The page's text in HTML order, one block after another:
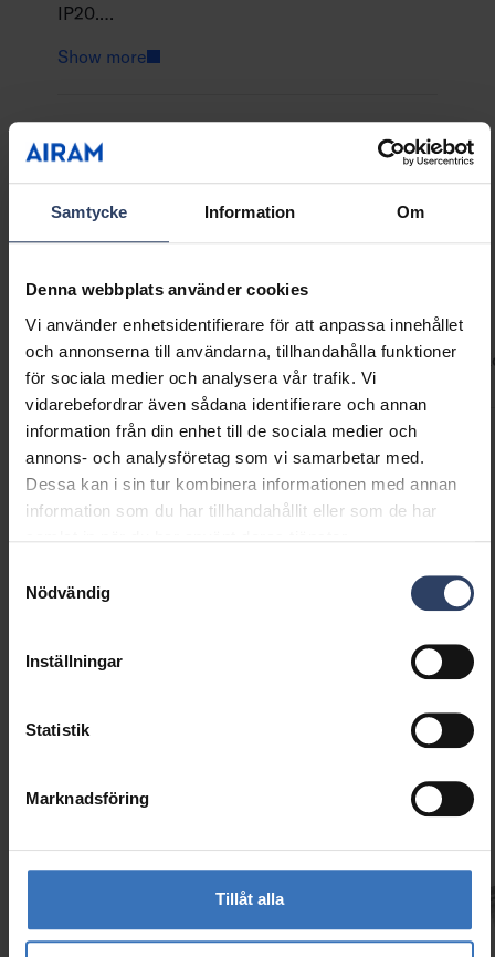
Samtycke Information Om
Denna webbplats använder cookies
Vi använder enhetsidentifierare för att anpassa innehållet
och annonserna till användarna, tillhandahålla funktioner
för sociala medier och analysera vår trafik. Vi
vidarebefordrar även sådana identifierare och annan
information från din enhet till de sociala medier och
annons- och analysföretag som vi samarbetar med.
Dessa kan i sin tur kombinera informationen med annan
information som du har tillhandahållit eller som de har
Nödvändig
Inställningar
Statistik
Marknadsföring
Tillåt alla
IP20.
kupa.
Anpassningsbara profillängder (max 6 m)
tillgängliga efter projektets behov.
Se även kompatibilitetstabellen för LED-strips
och profiler.
Show more
Teknisk information
ETIM Data Produktversioner Nedladdningar Koder
Konstruktion
Typ av tillbehör/reservdel
Profil